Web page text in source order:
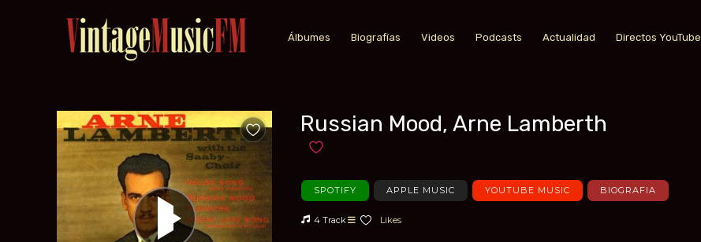
Álbumes Biografías Videos Podcasts Actualidad Directos YouTube
Añadir a favoritosRussian Mood, Arne Lamberth
Añadir a favoritos
SPOTIFY APPLE MUSIC YOUTUBE MUSIC BIOGRAFIA
4 Track Likes